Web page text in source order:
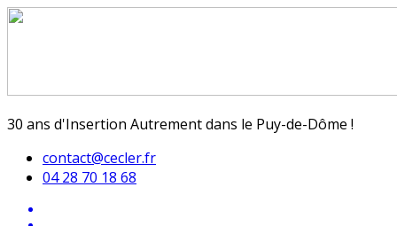
30 ans d'Insertion Autrement dans le Puy-de-Dôme !
contact@cecler.fr
04 28 70 18 68